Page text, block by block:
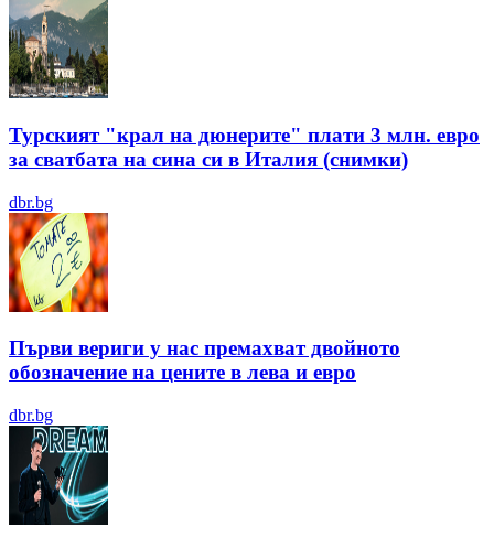
Турският "крал на дюнерите" плати 3 млн. евро
за сватбата на сина си в Италия (снимки)
dbr.bg
Първи вериги у нас премахват двойното
обозначение на цените в лева и евро
dbr.bg